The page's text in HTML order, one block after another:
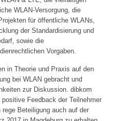
WLAN-Versorgung, die
für öffentliche WLANs,
der Standardisierung und
sowie die
Vorgaben.
in Theorie und Praxis auf den
bei WLAN gebracht und
zur Diskussion. dibkom
Feedback der Teilnehmer
Beteiligung auch auf der